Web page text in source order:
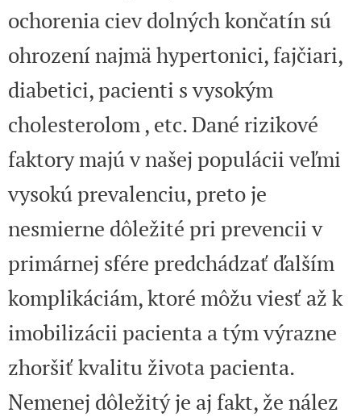
ochorenia ciev dolných končatín sú
ohrození najmä hypertonici, fajčiari,
diabetici, pacienti s vysokým
cholesterolom , etc. Dané rizikové
faktory majú v našej populácii veľmi
vysokú prevalenciu, preto je
nesmierne dôležité pri prevencii v
primárnej sfére predchádzať ďalším
komplikáciám, ktoré môžu viesť až k
imobilizácii pacienta a tým výrazne
zhoršiť kvalitu života pacienta.
Nemenej dôležitý je aj fakt, že nález